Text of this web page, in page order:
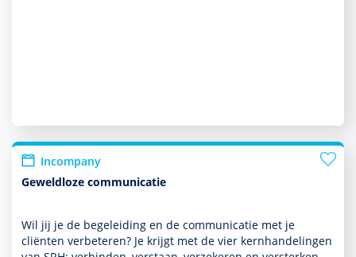
Incompany
Geweldloze communicatie
Wil jij je de bege­lei­ding en de com­muni­ca­tie met je
cliënten verbeteren? Je krijgt met de vier kernhandelingen